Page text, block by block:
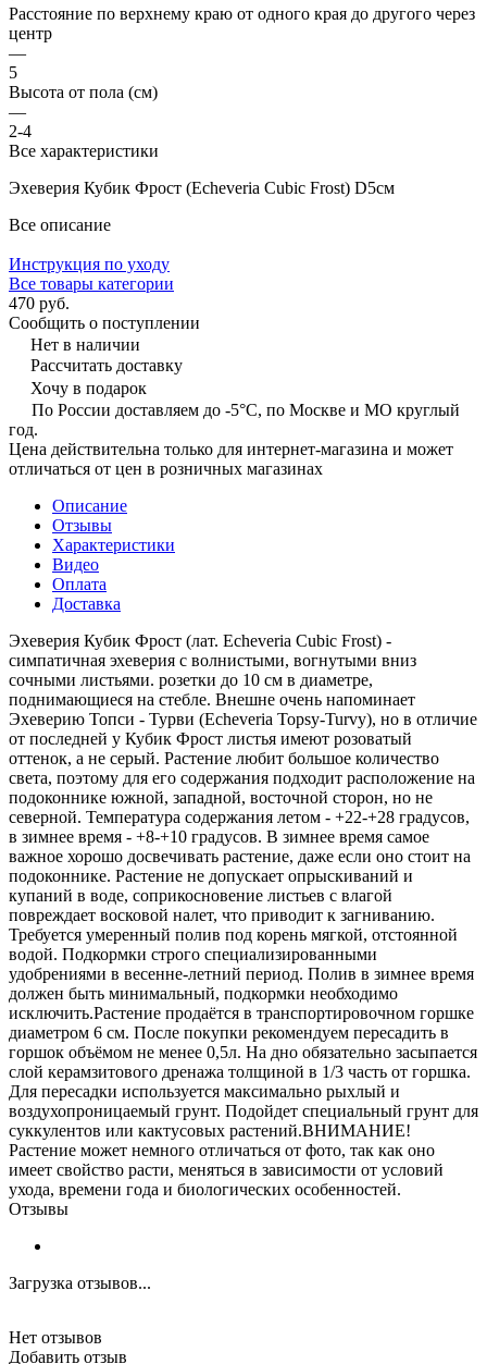
Расстояние по верхнему краю от одного края до другого через
центр
—
5
Высота от пола (см)
—
2-4
Все характеристики
Эхеверия Кубик Фрост (Echeveria Cubic Frost) D5см
Все описание
Инструкция по уходу
Все товары категории
470 руб.
Сообщить о поступлении
Нет в наличии
Рассчитать доставку
Хочу в подарок
По России доставляем до -5°C, по Москве и МО круглый
год.
Цена действительна только для интернет-магазина и может
отличаться от цен в розничных магазинах
Описание
Отзывы
Характеристики
Видео
Оплата
Доставка
Эхеверия Кубик Фрост (лат. Echeveria Cubic Frost) -
симпатичная эхеверия с волнистыми, вогнутыми вниз
сочными листьями. розетки до 10 см в диаметре,
поднимающиеся на стебле. Внешне очень напоминает
Эхеверию Топси - Турви (Echeveria Topsy-Turvy), но в отличие
от последней у Кубик Фрост листья имеют розоватый
оттенок, а не серый. Растение любит большое количество
света, поэтому для его содержания подходит расположение на
подоконнике южной, западной, восточной сторон, но не
северной. Температура содержания летом - +22-+28 градусов,
в зимнее время - +8-+10 градусов. В зимнее время самое
важное хорошо досвечивать растение, даже если оно стоит на
подоконнике. Растение не допускает опрыскиваний и
купаний в воде, соприкосновение листьев с влагой
повреждает восковой налет, что приводит к загниванию.
Требуется умеренный полив под корень мягкой, отстоянной
водой. Подкормки строго специализированными
удобрениями в весенне-летний период. Полив в зимнее время
должен быть минимальный, подкормки необходимо
исключить.Растение продаётся в транспортировочном горшке
диаметром 6 см. После покупки рекомендуем пересадить в
горшок объёмом не менее 0,5л. На дно обязательно засыпается
слой керамзитового дренажа толщиной в 1/3 часть от горшка.
Для пересадки используется максимально рыхлый и
воздухопроницаемый грунт. Подойдет специальный грунт для
суккулентов или кактусовых растений.ВНИМАНИЕ!
Растение может немного отличаться от фото, так как оно
имеет свойство расти, меняться в зависимости от условий
ухода, времени года и биологических особенностей.
Отзывы
Загрузка отзывов...
Нет отзывов
Добавить отзыв